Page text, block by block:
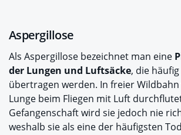
Aspergillose
Als Aspergillose bezeichnet man eine
der Lungen und Luftsäcke, die
übertragen werden. In freier
Lunge beim Fliegen mit Luft
Gefangenschaft wird sie jedoch nie
weshalb sie als eine der häufigsten